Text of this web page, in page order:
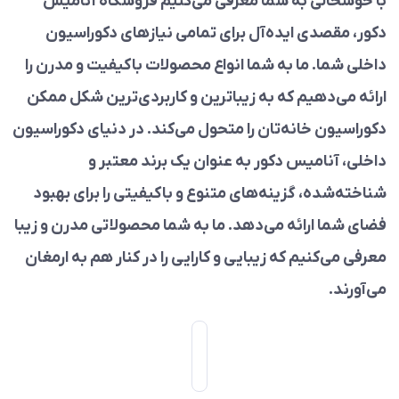
دکور، مقصدی ایده‌آل برای تمامی نیازهای دکوراسیون
داخلی شما. ما به شما انواع محصولات باکیفیت و مدرن را
ارائه می‌دهیم که به زیباترین و کاربردی‌ترین شکل ممکن
دکوراسیون خانه‌تان را متحول می‌کند. در دنیای دکوراسیون
داخلی، آنامیس دکور به عنوان یک برند معتبر و
شناخته‌شده، گزینه‌های متنوع و باکیفیتی را برای بهبود
فضای شما ارائه می‌دهد. ما به شما محصولاتی مدرن و زیبا
معرفی می‌کنیم که زیبایی و کارایی را در کنار هم به ارمغان
می‌آورند.